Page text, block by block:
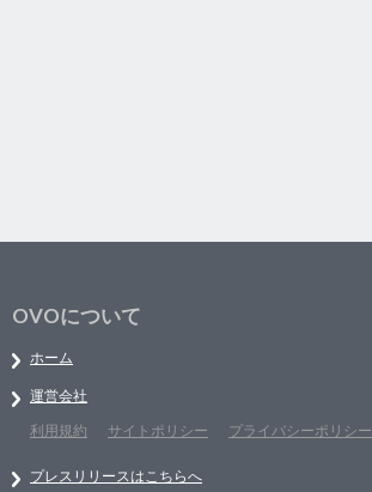
OVOについて
ホーム
運営会社
利用規約
サイトポリシー プライバシーポリシー
プレスリリースはこちらへ